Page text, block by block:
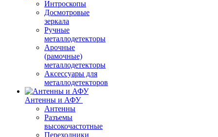
Интроскопы
Досмотровые
зеркала
Ручные
металлодетекторы
Арочные
(рамочные)
металлодетекторы
Аксессуары для
металлодетекторов
Антенны и АФУ
Антенны
Разъемы
высокочастотные
Переходники